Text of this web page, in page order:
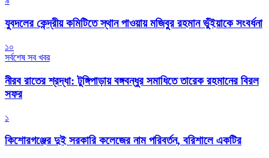
যুবদলের কেন্দ্রীয় কমিটিতে স্থান পাওয়ায় মজিবুর রহমান ভুঁইয়াকে সংবর্ধনা
১০
সর্বশেষ সব খবর
নীরব রাতের শ্রদ্ধা: টুঙ্গিপাড়ায় বঙ্গবন্ধুর সমাধিতে তারেক রহমানের বিরল
সফর
১
কিশোরগঞ্জের দুই সরকারি কলেজের নাম পরিবর্তন, বরিশালে একটির